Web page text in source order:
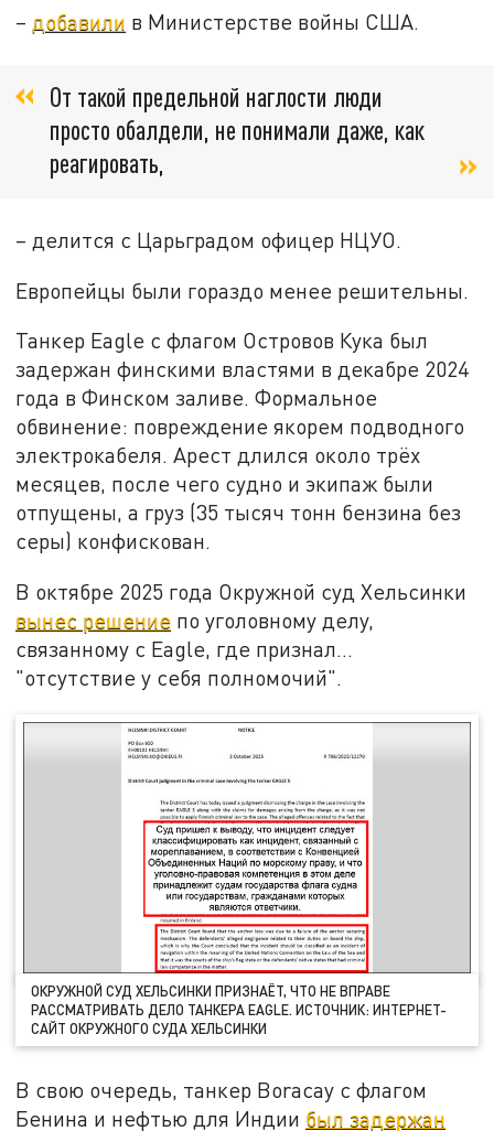
– добавили в Министерстве войны США.
От такой предельной наглости люди
просто обалдели, не понимали даже, как
реагировать,
– делится с Царьградом офицер НЦУО.
Европейцы были гораздо менее решительны.
Танкер Eagle с флагом Островов Кука был
задержан финскими властями в декабре 2024
года в Финском заливе. Формальное
обвинение: повреждение якорем подводного
электрокабеля. Арест длился около трёх
месяцев, после чего судно и экипаж были
отпущены, а груз (35 тысяч тонн бензина без
серы) конфискован.
В октябре 2025 года Окружной суд Хельсинки
вынес решение по уголовному делу,
связанному с Eagle, где признал…
"отсутствие у себя полномочий".
ОКРУЖНОЙ СУД ХЕЛЬСИНКИ ПРИЗНАЁТ, ЧТО НЕ ВПРАВЕ
РАССМАТРИВАТЬ ДЕЛО ТАНКЕРА EAGLE. ИСТОЧНИК: ИНТЕРНЕТ-
САЙТ ОКРУЖНОГО СУДА ХЕЛЬСИНКИ
В свою очередь, танкер Boracay с флагом
Бенина и нефтью для Индии был задержан